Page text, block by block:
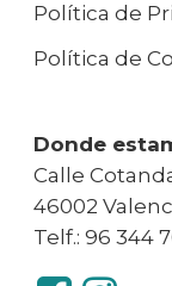
Política de
Política de
Donde
Calle
46002
Telf.: 96 344